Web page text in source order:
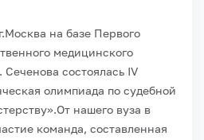
на базе Первого
медицинского
состоялась IV
олимпиада по судебной
От нашего вуза в
команда, составленная